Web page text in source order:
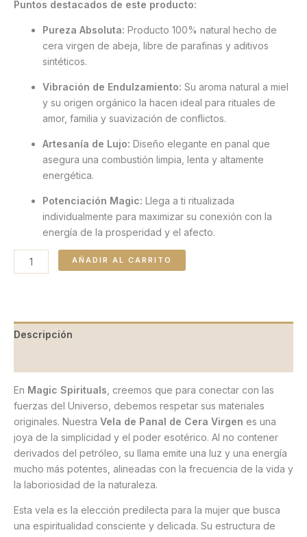
Puntos destacados de este producto:
Pureza Absoluta: Producto 100% natural hecho de
cera virgen de abeja, libre de parafinas y aditivos
sintéticos.
Vibración de Endulzamiento: Su aroma natural a miel
y su origen orgánico la hacen ideal para rituales de
amor, familia y suavización de conflictos.
Artesanía de Lujo: Diseño elegante en panal que
asegura una combustión limpia, lenta y altamente
energética.
Potenciación Magic: Llega a ti ritualizada
individualmente para maximizar su conexión con la
energía de la prosperidad y el afecto.
AÑADIR AL CARRITO
Descripción
En Magic Spirituals , creemos que para conectar con las
fuerzas del Universo, debemos respetar sus materiales
originales. Nuestra Vela de Panal de Cera Virgen es una
joya de la simplicidad y el poder esotérico. Al no contener
derivados del petróleo, su llama emite una luz y una energía
mucho más potentes, alineadas con la frecuencia de la vida y
la laboriosidad de la naturaleza.
Esta vela es la elección predilecta para la mujer que busca
una espiritualidad consciente y delicada. Su estructura de